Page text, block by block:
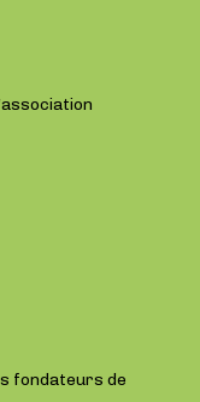
fondateurs de